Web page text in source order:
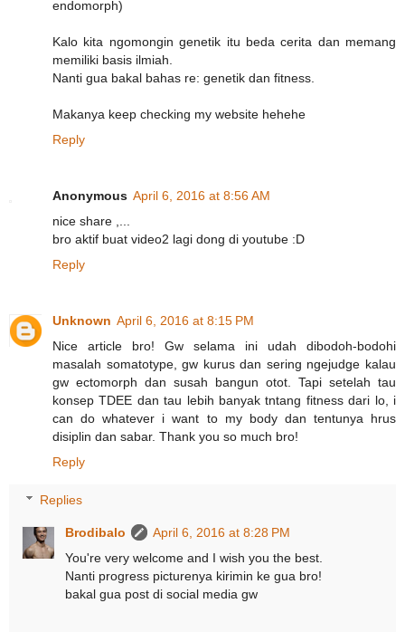
endomorph)
Kalo kita ngomongin genetik itu beda cerita dan memang
memiliki basis ilmiah.
Nanti gua bakal bahas re: genetik dan fitness.
Makanya keep checking my website hehehe
Reply
Anonymous April 6, 2016 at 8:56 AM
nice share ,...
bro aktif buat video2 lagi dong di youtube :D
Reply
Unknown April 6, 2016 at 8:15 PM
Nice article bro! Gw selama ini udah dibodoh-bodohi
masalah somatotype, gw kurus dan sering ngejudge kalau
gw ectomorph dan susah bangun otot. Tapi setelah tau
konsep TDEE dan tau lebih banyak tntang fitness dari lo, i
can do whatever i want to my body dan tentunya hrus
disiplin dan sabar. Thank you so much bro!
Reply
Replies
Brodibalo
April 6, 2016 at 8:28 PM
You're very welcome and I wish you the best.
Nanti progress picturenya kirimin ke gua bro!
bakal gua post di social media gw